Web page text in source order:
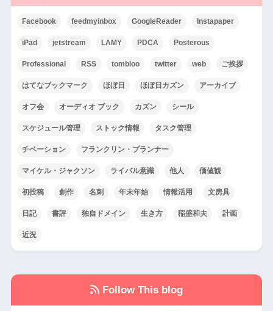
Facebook feedmyinbox GoogleReader Instapaper
iPad jetstream LAMY PDCA Posterous
Professional RSS tombloo twitter web ご挨拶
はてなブックマーク ほぼ日 ほぼ日カズン アーカイブ
オフ会 オーディオ ブック カズン シール
スケジュール管理 ストック情報 タスク管理
チベーション フランクリン・プランナー
マイケル・ジャクソン ライバル意識 他人 価値観
初投稿 創作 名刺 年末年始 情報活用 文房具
日記 書評 独自ドメイン 生き方 稲盛和夫 計画
近況
Follow This blog